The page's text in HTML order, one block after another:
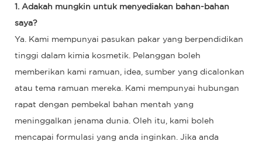
1. Adakah mungkin untuk menyediakan bahan-bahan
saya?
Ya. Kami mempunyai pasukan pakar yang berpendidikan
tinggi dalam kimia kosmetik. Pelanggan boleh
memberikan kami ramuan, idea, sumber yang dicalonkan
atau tema ramuan mereka. Kami mempunyai hubungan
rapat dengan pembekal bahan mentah yang
meninggalkan jenama dunia. Oleh itu, kami boleh
mencapai formulasi yang anda inginkan. Jika anda